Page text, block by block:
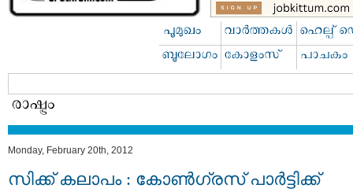
Monday, February 20th, 2012
സിക്ക്‌ കലാപം : കോണ്‍ഗ്രസ് പാര്‍ട്ടിക്ക്‌